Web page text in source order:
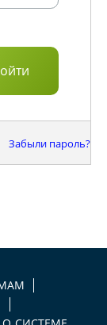
Забыли пароль?